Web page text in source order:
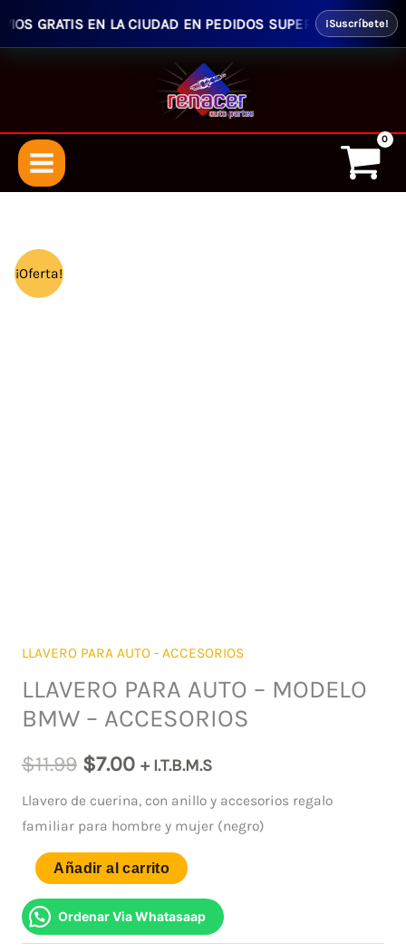
GRATIS EN LA CIUDAD EN PEDIDOS SUPERIORES $50.00 -
¡Suscríbete!
¡Oferta!
LLAVERO PARA AUTO - ACCESORIOS
LLAVERO PARA AUTO – MODELO
BMW – ACCESORIOS
$11.99 El
precio
era:
$11.99.
$7.00El
precio
actual
es:
$7.00.
+ I.T.B.M.S
Llavero de cuerina, con anillo y accesorios regalo
familiar para hombre y mujer (negro)
LLAVERO
AUTO
-
Añadir al carrito
Ordenar Via Whatasaap